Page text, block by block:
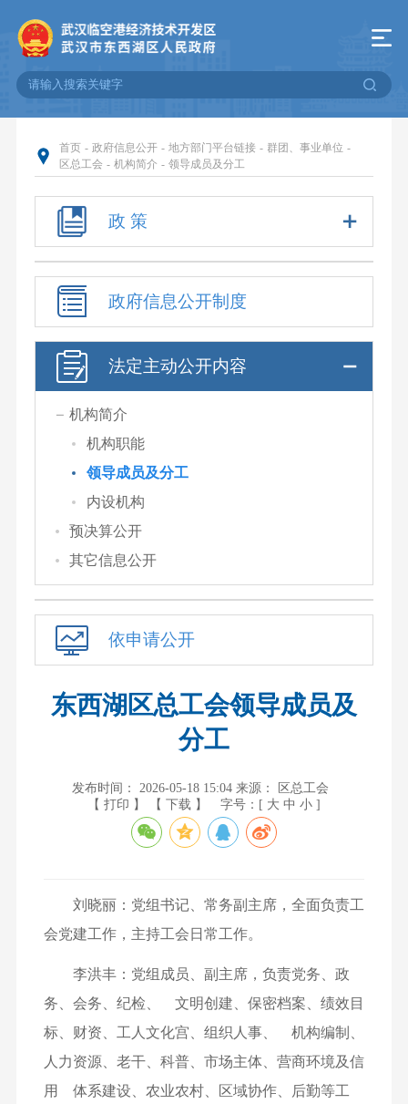
首页 - 政府信息公开 - 地方部门平台链接 - 群团、事业单位 -
区总工会 - 机构简介 - 领导成员及分工
政 策
政府信息公开制度
法定主动公开内容
机构简介
机构职能
领导成员及分工
内设机构
预决算公开
其它信息公开
依申请公开
东西湖区总工会领导成员及
分工
发布时间： 2026-05-18 15:04 来源： 区总工会
【 打印 】
【 下载 】 字号：[ 大 中 小 ]
刘晓丽：党组书记、常务副主席，全面负责工
会党建工作，主持工会日常工作。
李洪丰：党组成员、副主席，负责党务、政
务、会务、纪检、 文明创建、保密档案、绩效目
标、财资、工人文化宫、组织人事、 机构编制、
人力资源、老干、科普、市场主体、营商环境及信
用 体系建设、农业农村、区域协作、后勤等工